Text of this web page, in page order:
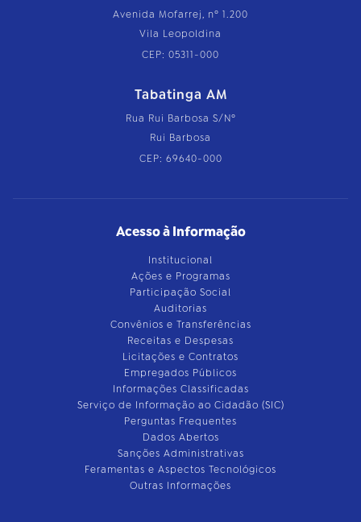
Avenida Mofarrej, nº 1.200
Vila Leopoldina
CEP: 05311-000
Tabatinga AM
Rua Rui Barbosa S/Nº
Rui Barbosa
CEP: 69640-000
Acesso à Informação
Institucional
Ações e Programas
Participação Social
Auditorias
Convênios e Transferências
Receitas e Despesas
Licitações e Contratos
Empregados Públicos
Informações Classificadas
Serviço de Informação ao Cidadão (SIC)
Perguntas Frequentes
Dados Abertos
Sanções Administrativas
Feramentas e Aspectos Tecnológicos
Outras Informações